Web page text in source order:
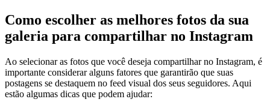
Como escolher as⁢ melhores fotos da sua
galeria para compartilhar no Instagram
Ao selecionar as fotos que você deseja compartilhar no Instagram, é
importante considerar alguns fatores que garantirão ​que suas
‍postagens ⁢se destaquem ⁣no feed visual dos seus‌ seguidores. Aqui
estão algumas ⁣dicas que ⁣podem ⁤ajudar: